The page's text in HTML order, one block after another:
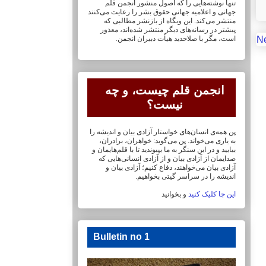
تنها نوشته‌هایی را که اصول منشور انجمن قلم
جهانی و ‏اعلامیه جهانی حقوق بشر را رعایت می‌کنند
منتشر می‌کند. این وبگاه از بازنشر مطالبی که
پیشتر در ‏رسانه‌های دیگر منتشر شده‌اند، معذور
است، مگر با صلاحدید هیأت دبیران انجمن.
انجمن قلم چیست، و چه
نیست؟
پن همه‌ی انسان‌های خواستار آزادی بیان و اندیشه را
به یاری می‌خواند. پن می‌گوید: خواهران، ‏برادران،
بیایید و در این سنگر به ما بپیوندید تا با قلم‌هایمان‏ و
صدایمان از آزادی بیان و از آزادی ‏انسانی‌هایی که
آزادی بیان می‌خواهند، دفاع کنیم؛ آزادی بیان و
اندیشه را در سراسر گیتی ‏بخواهیم.
این جا کلیک کنید و بخوانید
Bulletin no 1